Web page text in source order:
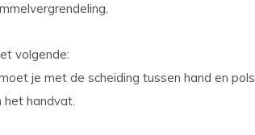
volgende:
je met de scheiding tussen hand en pols
het handvat.